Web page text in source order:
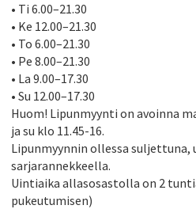
• Ti 6.00–21.30
• Ke 12.00–21.30
• To 6.00–21.30
• Pe 8.00–21.30
• La 9.00–17.30
• Su 12.00–17.30
Huom! Lipunmyynti on avoinna
ja su klo 11.45-16.
Lipunmyynnin ollessa suljettuna,
sarjarannekkeella.
Uintiaika allasosastolla on 2
pukeutumisen)